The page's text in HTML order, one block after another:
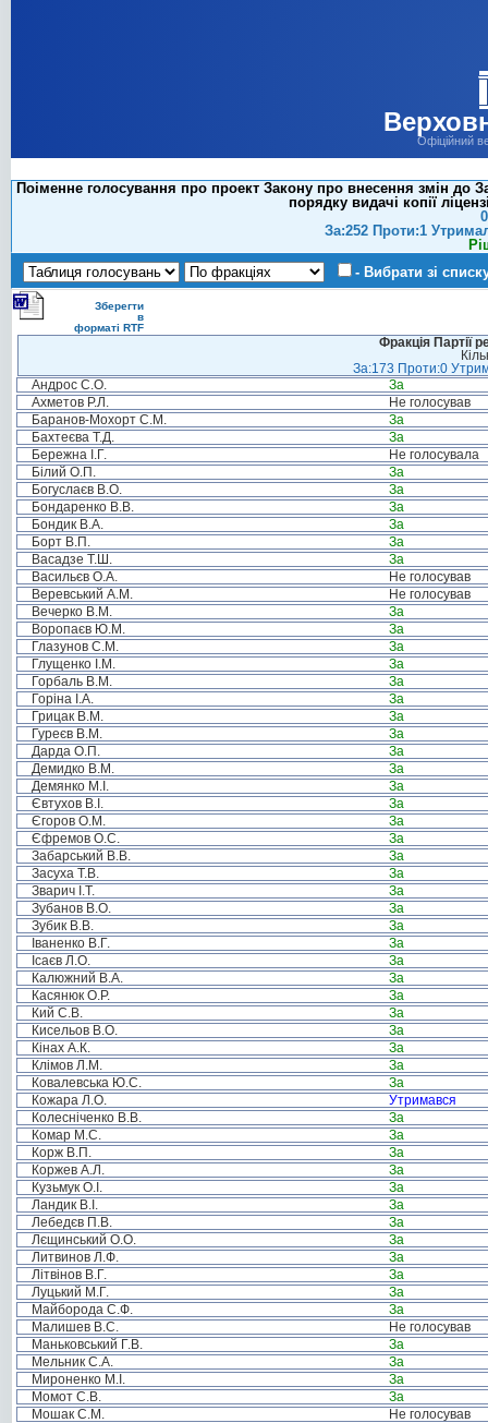
Офіційний
Поіменне голосування про проект Закону про внесення змін до
порядку видачі копії
За:252 Проти:1
- Вибрати зі
Зберегти
в
форматі RTF
Фракція Партії
За:173 Проти:0
Андрос С.О.
За
Ахметов Р.Л.
Не голосував
Баранов-Мохорт С.М.
За
Бахтеєва Т.Д.
За
Бережна І.Г.
Не голосувала
Білий О.П.
За
Богуслаєв В.О.
За
Бондаренко В.В.
За
Бондик В.А.
За
Борт В.П.
За
Васадзе Т.Ш.
За
Васильєв О.А.
Не голосував
Веревський А.М.
Не голосував
Вечерко В.М.
За
Воропаєв Ю.М.
За
Глазунов С.М.
За
Глущенко І.М.
За
Горбаль В.М.
За
Горіна І.А.
За
Грицак В.М.
За
Гуреєв В.М.
За
Дарда О.П.
За
Демидко В.М.
За
Демянко М.І.
За
Євтухов В.І.
За
Єгоров О.М.
За
Єфремов О.С.
За
Забарський В.В.
За
Засуха Т.В.
За
Зварич І.Т.
За
Зубанов В.О.
За
Зубик В.В.
За
Іваненко В.Г.
За
Ісаєв Л.О.
За
Калюжний В.А.
За
Касянюк О.Р.
За
Кий С.В.
За
Кисельов В.О.
За
Кінах А.К.
За
Клімов Л.М.
За
Ковалевська Ю.С.
За
Кожара Л.О.
Утримався
Колесніченко В.В.
За
Комар М.С.
За
Корж В.П.
За
Коржев А.Л.
За
Кузьмук О.І.
За
Ландик В.І.
За
Лебедєв П.В.
За
Лєщинський О.О.
За
Литвинов Л.Ф.
За
Літвінов В.Г.
За
Луцький М.Г.
За
Майборода С.Ф.
За
Малишев В.С.
Не голосував
Маньковський Г.В.
За
Мельник С.А.
За
Мироненко М.І.
За
Момот С.В.
За
Мошак С.М.
Не голосував